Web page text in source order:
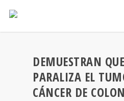
DEMUESTRAN
PARALIZA EL
CÁNCER DE COLON